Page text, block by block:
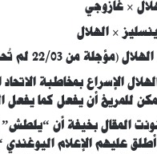
الإسراع بمخاطبة
للمريخ أن يفعل كما يفعل
المقال بخيفة أن “يلطش”
عليهم الإعلام